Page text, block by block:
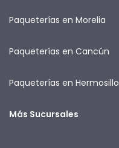
Paqueterías en Morelia
Paqueterías en Cancún
Paqueterías en Hermosillo
Más Sucursales